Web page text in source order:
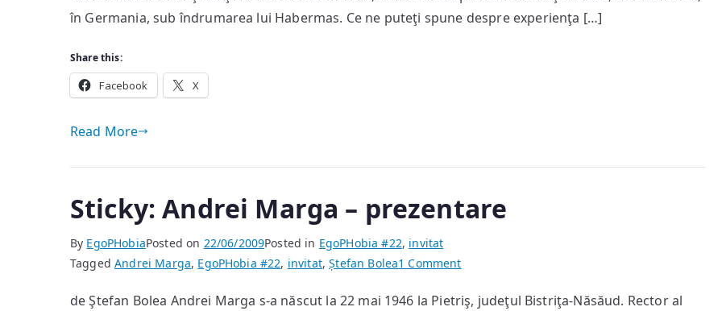
în Germania, sub îndrumarea lui Habermas. Ce ne puteţi spune despre experienţa […]
Share this:
Facebook X
Read More
Sticky: Andrei Marga – prezentare
By EgoPHobiaPosted on 22/06/2009Posted in EgoPHobia #22, invitat
TaggedAndrei Marga, EgoPHobia #22, invitat,Ștefan Bolea1 Commenton
Andrei
de Ştefan Bolea Andrei Marga s-a născut la 22 mai 1946 la Pietriş, judeţul Bistriţa-Năsăud. Rector al